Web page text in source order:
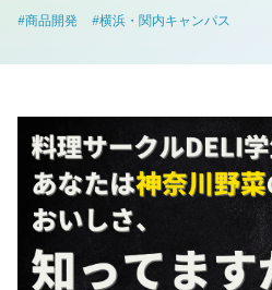
#商品開発 #横浜・関内キャンパス